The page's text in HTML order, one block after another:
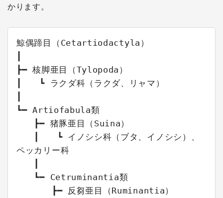
かります。
鯨偶蹄目（Cetartiodactyla）
┣━ 核脚亜目（Tylopoda）
┃　　┗ ラクダ科（ラクダ、リャマ）
┗━ Artiofabula類
┣━ 猪豚亜目（Suina）
┃　　┗ イノシシ科（ブタ、イノシシ）、
ペッカリー科
┗━ Cetruminantia類
┣━ 反芻亜目（Ruminantia）